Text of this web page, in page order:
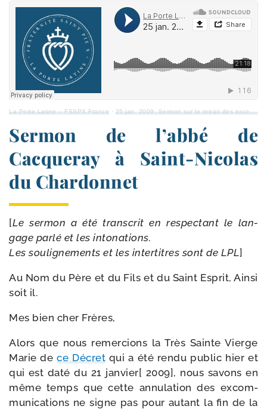
La Porte Latine – FSSPX France · 25 jan. 2009, Sermon sur le retrait des excom­mu­ni­ca­tions (Abbé de Cacqueray)
Sermon de l’abbé de
Cacqueray à Saint-​Nicolas
du Chardonnet
[Le ser­mon a été trans­crit en res­pec­tant le lan­
gage par­lé et les into­na­tions.
Les sou­li­gne­ments et les inter­titres sont de LPL]
Au Nom du Père et du Fils et du Saint Esprit, Ainsi
soit il.
Mes bien cher Frères,
Alors que nous remer­cions la Très Sainte Vierge
Marie dece Décret qui a été ren­du public hier et
qui est daté du 21 jan­vier[ 2009], nous savons en
même temps que cette annu­la­tion des excom­
mu­ni­ca­tions ne signe pas pour autant la fin de la